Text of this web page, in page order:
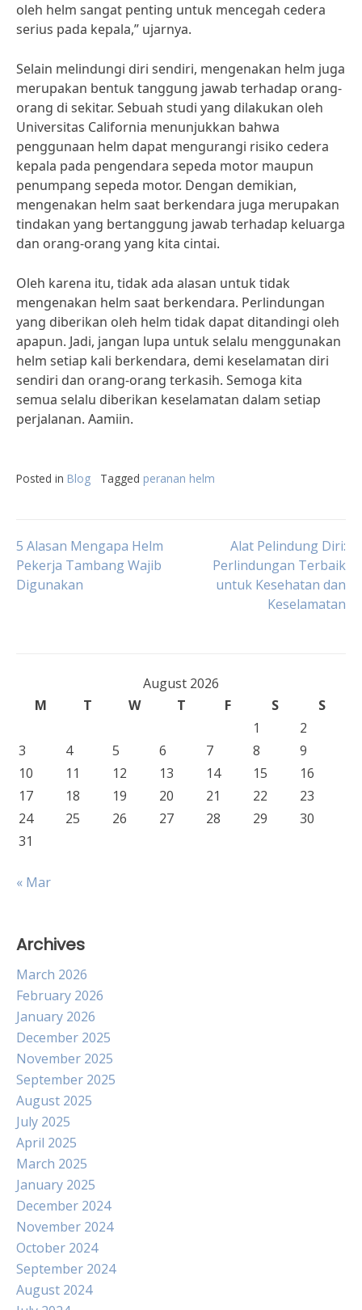
oleh helm sangat penting untuk mencegah cedera
serius pada kepala,” ujarnya.
Selain melindungi diri sendiri, mengenakan helm juga
merupakan bentuk tanggung jawab terhadap orang-
orang di sekitar. Sebuah studi yang dilakukan oleh
Universitas California menunjukkan bahwa
penggunaan helm dapat mengurangi risiko cedera
kepala pada pengendara sepeda motor maupun
penumpang sepeda motor. Dengan demikian,
mengenakan helm saat berkendara juga merupakan
tindakan yang bertanggung jawab terhadap keluarga
dan orang-orang yang kita cintai.
Oleh karena itu, tidak ada alasan untuk tidak
mengenakan helm saat berkendara. Perlindungan
yang diberikan oleh helm tidak dapat ditandingi oleh
apapun. Jadi, jangan lupa untuk selalu menggunakan
helm setiap kali berkendara, demi keselamatan diri
sendiri dan orang-orang terkasih. Semoga kita
semua selalu diberikan keselamatan dalam setiap
perjalanan. Aamiin.
Posted in Blog Tagged peranan helm
Post
navigation
5 Alasan Mengapa Helm
Pekerja Tambang Wajib
Digunakan
Alat Pelindung Diri:
Perlindungan Terbaik
untuk Kesehatan dan
Keselamatan
August 2026
M
T W T F S
S
1
2
3
4 5 6 7 8
9
10
11 12 13 14 15
16
17
18 19 20 21 22
23
24
25 26 27 28 29
30
31
« Mar
Archives
March 2026
February 2026
January 2026
December 2025
November 2025
September 2025
August 2025
July 2025
April 2025
March 2025
January 2025
December 2024
November 2024
October 2024
September 2024
August 2024